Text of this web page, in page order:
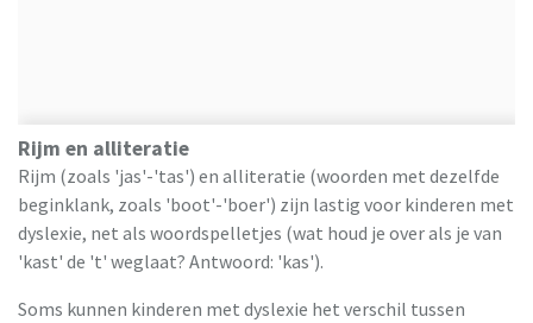
Rijm en alliteratie
Rijm (zoals 'jas'-'tas') en alliteratie (woorden met dezelfde
beginklank, zoals 'boot'-'boer') zijn lastig voor kinderen met
dyslexie, net als woordspelletjes (wat houd je over als je van
'kast' de 't' weglaat? Antwoord: 'kas').
Soms kunnen kinderen met dyslexie het verschil tussen